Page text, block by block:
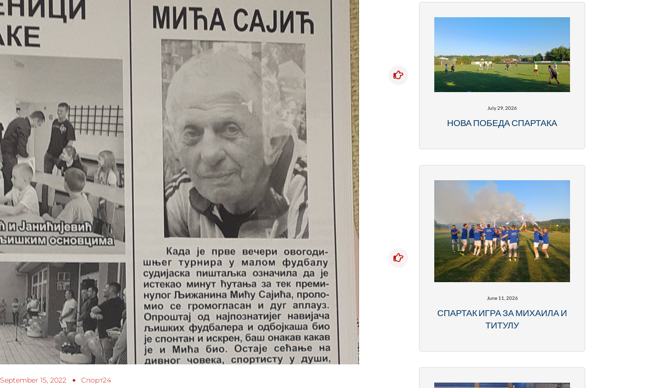
September 15, 2022 Спорт24
July 29, 2026
НОВА ПОБЕДА СПАРТАКА
June 11, 2026
СПАРТАК ИГРА ЗА МИХАИЛА И
ТИТУЛУ